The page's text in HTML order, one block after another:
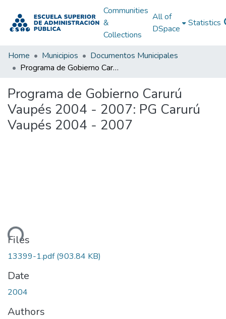
Communities
&
Collections
All of
DSpace
Statistics
Home Municipios
Documentos Municipales
Programa de Gobierno Carurú Vaupés 2004 - 2007: PG Carurú Vaupés 2004 - 2007
Programa de Gobierno Carurú
Vaupés 2004 - 2007: PG Carurú
Vaupés 2004 - 2007
Files
13399-1.pdf(903.84 KB)
Date
2004
Authors